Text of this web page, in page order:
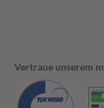
Vertraue unserem